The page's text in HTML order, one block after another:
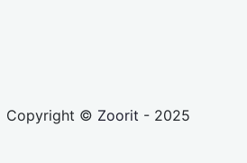
Copyright © Zoorit - 2025